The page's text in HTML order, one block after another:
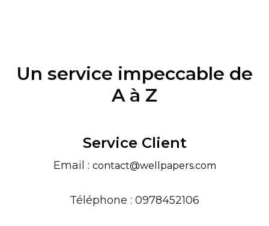
Un service impeccable de
A à Z
Service Client
Email : contact@wellpapers.com
Téléphone : 0978452106